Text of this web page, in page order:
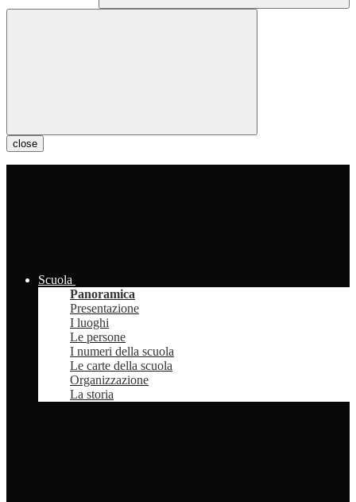
close
Scuola
Panoramica
Presentazione
I luoghi
Le persone
I numeri della scuola
Le carte della scuola
Organizzazione
La storia